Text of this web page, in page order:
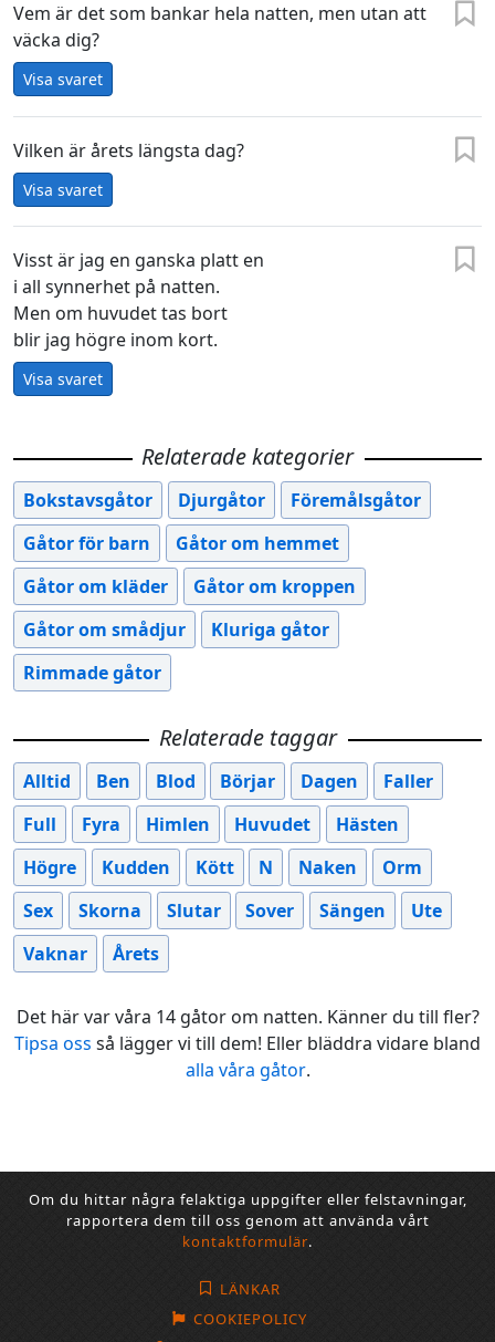
Vem är det som bankar hela natten, men utan att
väcka dig?
Visa svaret
Vilken är årets längsta dag?
Visa svaret
Visst är jag en ganska platt en
i all synnerhet på natten.
Men om huvudet tas bort
blir jag högre inom kort.
Visa svaret
Relaterade kategorier
Bokstavsgåtor Djurgåtor
Föremålsgåtor
Gåtor för barn
Gåtor om hemmet
Gåtor om kläder
Gåtor om kroppen
Gåtor om smådjur
Kluriga gåtor
Rimmade gåtor
Relaterade taggar
Alltid Ben Blod Börjar Dagen
Faller
Full
Fyra Himlen Huvudet
Hästen
Högre
Kudden Kött N Naken
Orm
Sex
Skorna Slutar Sover Sängen
Ute
Vaknar
Årets
Det här var våra 14 gåtor om natten. Känner du till fler?
Tipsa oss så lägger vi till dem! Eller bläddra vidare bland
alla våra gåtor.
Om du hittar några felaktiga uppgifter eller felstavningar,
rapportera dem till oss genom att använda vårt
kontaktformulär.
LÄNKAR
COOKIEPOLICY